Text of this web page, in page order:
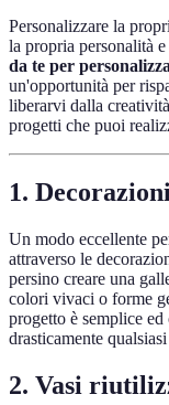
Personalizzare la
la propria personalità
da te per
un'opportunità per
liberarvi dalla
progetti che puoi
1.
Un modo eccellente
attraverso le
persino creare una
colori vivaci o forme
progetto è semplice
drasticamente
2. Vasi